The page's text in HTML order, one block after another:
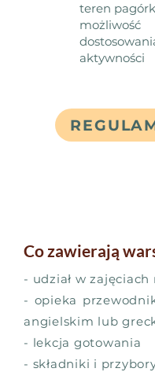
teren
możliwość
aktywności
Co zawierają
- udział w
- opieka
angielskim lub
- lekcja gotowania
- składniki i